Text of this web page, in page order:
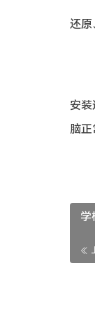
还原
安
脑正
学